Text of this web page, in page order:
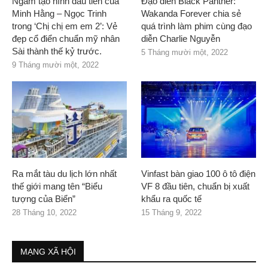
Minh Hằng – Ngọc Trinh
trong ‘Chị chị em em 2’: Vẻ
đẹp cổ điển chuẩn mỹ nhân
Sài thành thế kỷ trước.
9 Tháng mười một, 2022
Wakanda Forever chia sẻ
quá trình làm phim cùng đạo
diễn Charlie Nguyễn
5 Tháng mười một, 2022
Ra mắt tàu du lịch lớn nhất
thế giới mang tên “Biểu
tượng của Biển”
28 Tháng 10, 2022
Vinfast bàn giao 100 ô tô điện
VF 8 đầu tiên, chuẩn bị xuất
khẩu ra quốc tế
15 Tháng 9, 2022
MẠNG XÃ HỘI